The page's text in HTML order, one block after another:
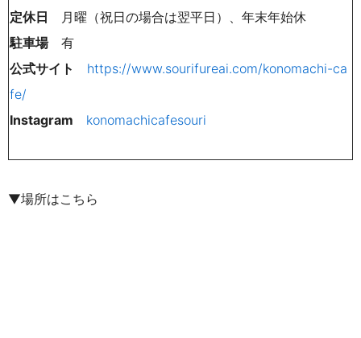
定休日
月曜（祝日の場合は翌平日）、年末年始休
駐車場有
公式サイト https://www.sourifureai.com/konomachi-ca
fe/
Instagram konomachicafesouri
▼場所はこちら